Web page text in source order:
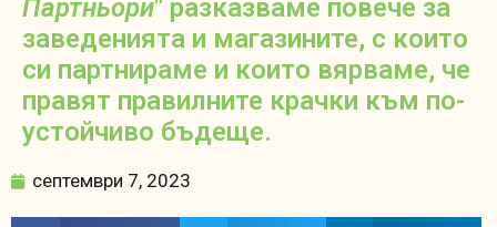
Партньори" разказваме повече за
заведенията и магазините, с които
си партнираме и които вярваме, че
правят правилните крачки към по-
устойчиво бъдеще.
септември 7, 2023